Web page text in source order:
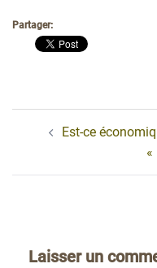
Partager:
d’articleEst-ce
«
Laisser un